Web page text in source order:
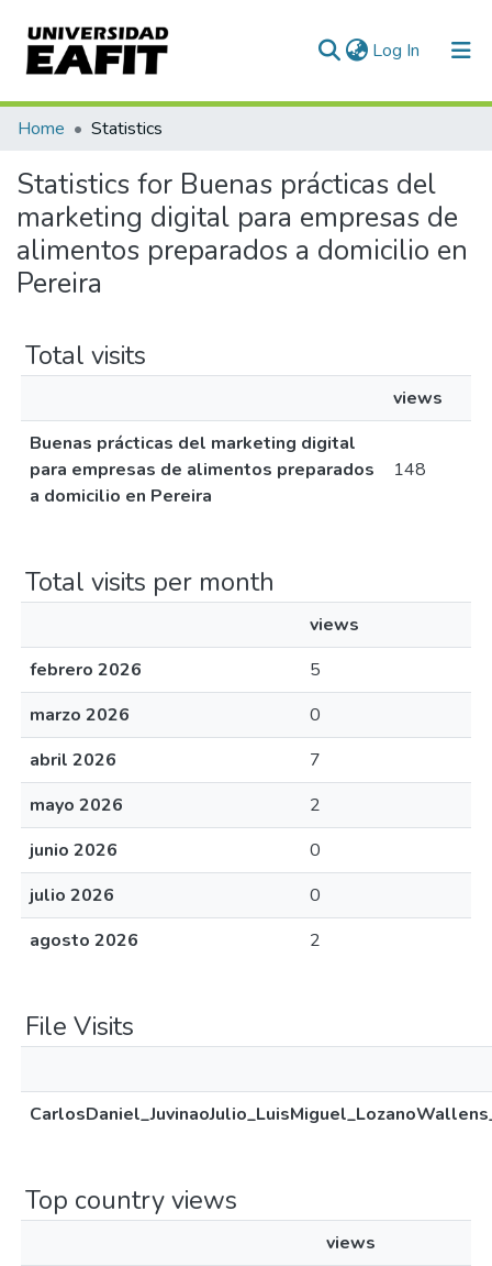
Log In (current)
Communities & Collections
All of DSpace
Home Statistics
Statistics for Buenas prácticas del
marketing digital para empresas de
alimentos preparados a domicilio en
Pereira
Total visits
views
Buenas prácticas del marketing digital
para empresas de alimentos preparados
a domicilio en Pereira
148
Total visits per month
views
febrero 2026
5
marzo 2026
0
abril 2026
7
mayo 2026
2
junio 2026
0
julio 2026
0
agosto 2026
2
File Visits
Top country views
views